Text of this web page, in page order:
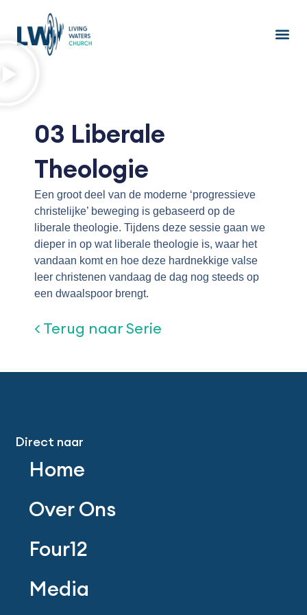
naar
03 Liberale
Theologie
Een groot deel van de moderne ‘progressieve
christelijke’ beweging is gebaseerd op de
liberale theologie. Tijdens deze sessie gaan we
dieper in op wat liberale theologie is, waar het
vandaan komt en hoe deze hardnekkige valse
leer christenen vandaag de dag nog steeds op
een dwaalspoor brengt.
< Terug naar Serie
Direct naar
Home
Over Ons
Four12
Media